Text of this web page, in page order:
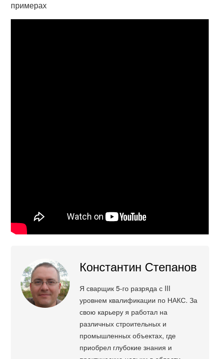
примерах
Константин Степанов
Я сварщик 5-го разряда с III
уровнем квалификации по НАКС. За
свою карьеру я работал на
различных строительных и
промышленных объектах, где
приобрел глубокие знания и